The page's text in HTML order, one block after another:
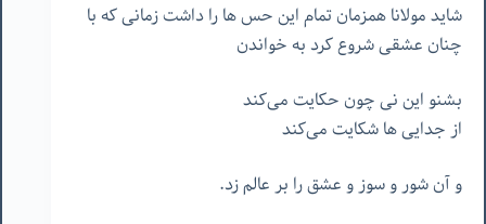
شاید مولانا همزمان تمام این حس ها را داشت زمانی که با
چنان عشقی شروع کرد به خواندن
بشنو این نی چون حکایت می‌کند
از جدایی ها شکایت می‌کند
و آن شور و سوز و عشق را بر عالم زد.